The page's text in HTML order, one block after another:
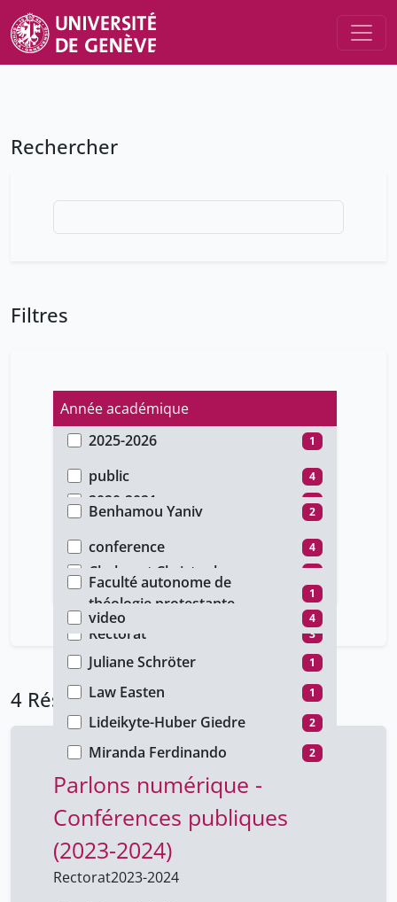
Rechercher
Filtres
Année académique
2025-2026
1
2023-2024 2
2020-2021 1
Type d'accès
public
4
Auteur
Benhamou Yaniv
2
Bianchi-Demicheli Francesco 2
Chalamet Christophe 1
Eastes Richard-Emmanuel 2
Hiltpold Anne 2
Juliane Schröter 1
Law Easten 1
Lideikyte-Huber Giedre 2
Miranda Ferdinando 2
Mireille Bétrancourt
Pandelakis Saul
Rey David
Smoos Cathline
Type de document
conference
4
Faculté
Faculté autonome de
théologie protestante
1
Rectorat 3
Type de média
video
4
4 Résultats
Parlons numérique -
Conférences publiques
(2023-2024)
Rectorat2023-2024